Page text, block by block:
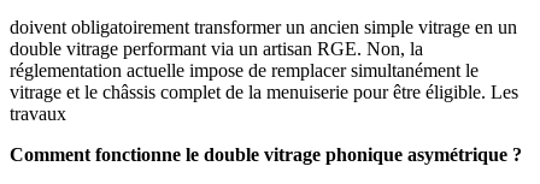
doivent obligatoirement transformer un ancien simple vitrage en un
double vitrage performant via un artisan RGE. Non, la
réglementation actuelle impose de remplacer simultanément le
vitrage et le châssis complet de la menuiserie pour être éligible. Les
travaux
Comment fonctionne le double vitrage phonique asymétrique ?